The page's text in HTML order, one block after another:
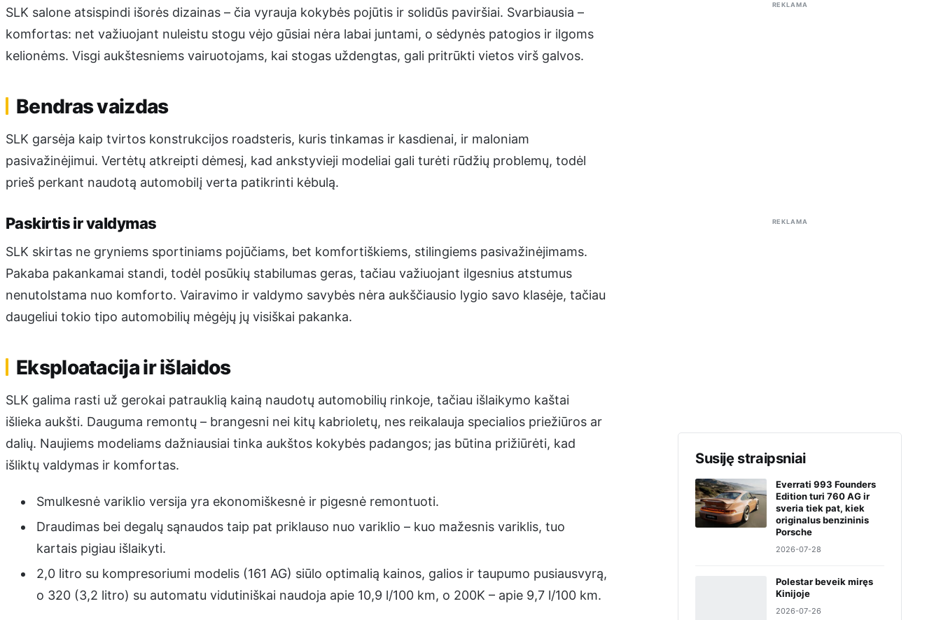
SLK salone atsispindi išorės dizainas – čia vyrauja kokybės pojūtis ir solidūs paviršiai. Svarbiausia –
komfortas: net važiuojant nuleistu stogu vėjo gūsiai nėra labai juntami, o sėdynės patogios ir ilgoms
kelionėms. Visgi aukštesniems vairuotojams, kai stogas uždengtas, gali pritrūkti vietos virš galvos.
Bendras vaizdas
SLK garsėja kaip tvirtos konstrukcijos roadsteris, kuris tinkamas ir kasdienai, ir maloniam
pasivažinėjimui. Vertėtų atkreipti dėmesį, kad ankstyvieji modeliai gali turėti rūdžių problemų, todėl
prieš perkant naudotą automobilį verta patikrinti kėbulą.
Paskirtis ir valdymas
SLK skirtas ne gryniems sportiniams pojūčiams, bet komfortiškiems, stilingiems pasivažinėjimams.
Pakaba pakankamai standi, todėl posūkių stabilumas geras, tačiau važiuojant ilgesnius atstumus
nenutolstama nuo komforto. Vairavimo ir valdymo savybės nėra aukščiausio lygio savo klasėje, tačiau
daugeliui tokio tipo automobilių mėgėjų jų visiškai pakanka.
Eksploatacija ir išlaidos
SLK galima rasti už gerokai patrauklią kainą naudotų automobilių rinkoje, tačiau išlaikymo kaštai
išlieka aukšti. Dauguma remontų – brangesni nei kitų kabrioletų, nes reikalauja specialios priežiūros ar
dalių. Naujiems modeliams dažniausiai tinka aukštos kokybės padangos; jas būtina prižiūrėti, kad
išliktų valdymas ir komfortas.
Smulkesnė variklio versija yra ekonomiškesnė ir pigesnė remontuoti.
Draudimas bei degalų sąnaudos taip pat priklauso nuo variklio – kuo mažesnis variklis, tuo
kartais pigiau išlaikyti.
2,0 litro su kompresoriumi modelis (161 AG) siūlo optimalią kainos, galios ir taupumo pusiausvyrą,
o 320 (3,2 litro) su automatu vidutiniškai naudoja apie 10,9 l/100 km, o 200K – apie 9,7 l/100 km.
REKLAMA
REKLAMA
Susiję straipsniai
Everrati 993 Founders
Edition turi 760 AG ir
sveria tiek pat, kiek
originalus benzininis
Porsche
2026-07-28
Polestar beveik miręs
Kinijoje
2026-07-26